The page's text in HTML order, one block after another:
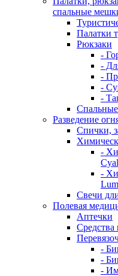
спальные
Палатки
Рюкзаки
-
-
-
-
-
Разведение
Спички,
-
-
Свечи
Полевая
Аптечки
Средства
-
-
-